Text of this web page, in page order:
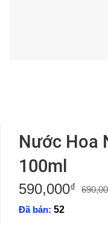
Nước Hoa
100ml
590,000₫
Đã bán: 52